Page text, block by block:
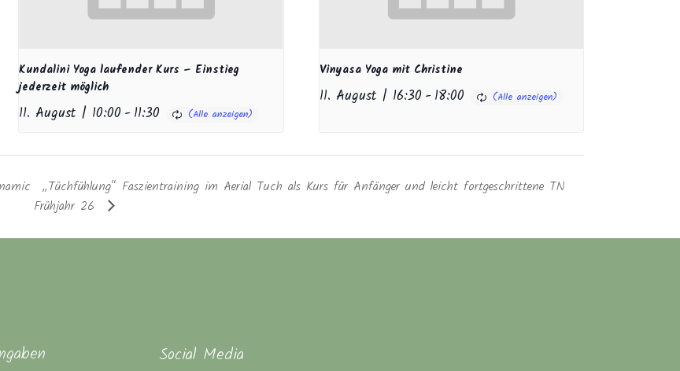
Kundalini Yoga laufender Kurs – Einstieg
jederzeit möglich
11. August | 10:00 -11:30
Vinyasa Yoga mit Christine
11. August | 16:30 -18:00
„Tüchfühlung“ Faszientraining im Aerial Tuch als Kurs für Anfänger und leicht fortgeschrittene TN
Frühjahr 26
Social Media